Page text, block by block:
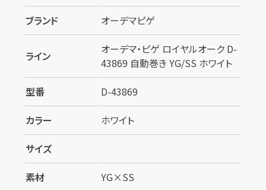
ブランド
オーデマピゲ
ライン
オーデマ・ピゲ ロイヤルオーク D-
43869 自動巻き YG/SS ホワイト
型番
D-43869
カラー
ホワイト
サイズ
素材
YG×SS